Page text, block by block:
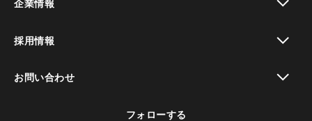
企業情報
採用情報
お問い合わせ
フォローする